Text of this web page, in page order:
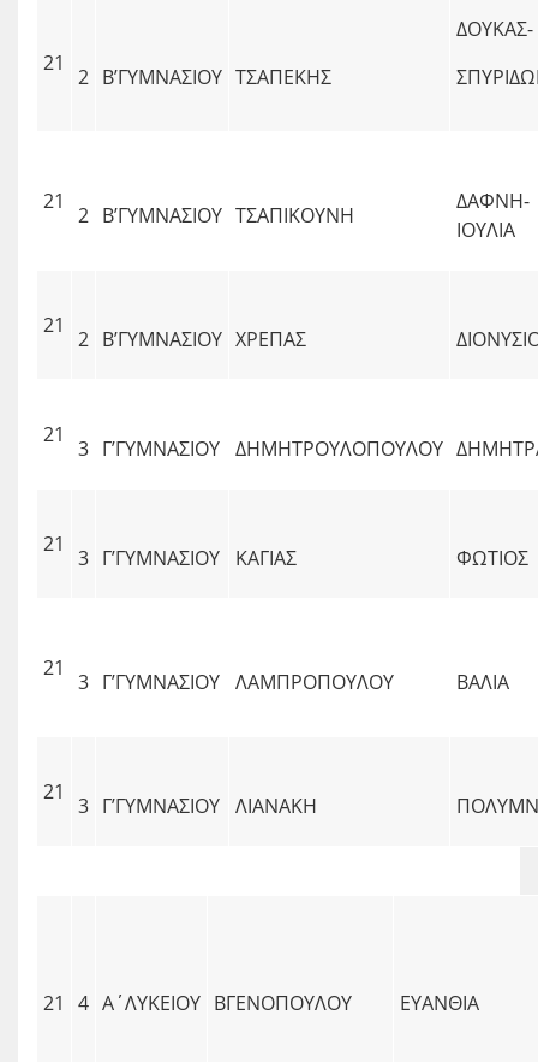
21
2 Β’ΓΥΜΝΑΣΙΟΥ ΤΣΑΠΕΚΗΣ
ΔΟΥΚΑΣ-
21
2 Β’ΓΥΜΝΑΣΙΟΥ ΤΣΑΠΙΚΟΥΝΗ
ΔΑΦΝΗ-
ΙΟΥΛΙΑ
21
2 Β’ΓΥΜΝΑΣΙΟΥ ΧΡΕΠΑΣ
21
3 Γ’ΓΥΜΝΑΣΙΟΥ ΔΗΜΗΤΡΟΥΛΟΠΟΥΛΟΥ
21
3 Γ’ΓΥΜΝΑΣΙΟΥ ΚΑΓΙΑΣ ΦΩΤΙΟΣ
21
3 Γ’ΓΥΜΝΑΣΙΟΥ ΛΑΜΠΡΟΠΟΥΛΟΥ ΒΑΛΙΑ
21
3 Γ’ΓΥΜΝΑΣΙΟΥ ΛΙΑΝΑΚΗ
21 4 Α΄ΛΥΚΕΙΟΥ ΒΓΕΝΟΠΟΥΛΟΥ ΕΥΑΝΘΙΑ